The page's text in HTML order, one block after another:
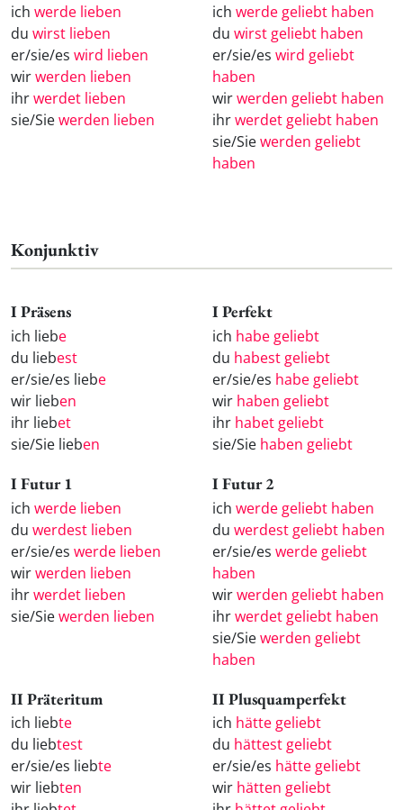
ich werde lieben
du wirst lieben
er/sie/es wird lieben
wirwerden lieben
ihrwerdet lieben
sie/Siewerden lieben
ich werde geliebt haben
du wirst geliebt haben
er/sie/es wird geliebt
haben
wirwerden geliebt haben
ihrwerdet geliebt haben
sie/Siewerden geliebt
haben
Konjunktiv
I Präsens
ich liebe
du liebest
er/sie/es liebe
wir lieben
ihr liebet
sie/Sie lieben
I Perfekt
ich habe geliebt
du habest geliebt
er/sie/es habe geliebt
wir haben geliebt
ihr habet geliebt
sie/Sie haben geliebt
I Futur 1
ich werde lieben
du werdest lieben
er/sie/es werde lieben
wirwerden lieben
ihrwerdet lieben
sie/Siewerden lieben
I Futur 2
ich werde geliebt haben
du werdest geliebt haben
er/sie/es werde geliebt
haben
wirwerden geliebt haben
ihrwerdet geliebt haben
sie/Siewerden geliebt
haben
II Präteritum
ich liebte
du liebtest
er/sie/es liebte
wir liebten
II Plusquamperfekt
ich hätte geliebt
du hättest geliebt
er/sie/es hätte geliebt
wir hätten geliebt